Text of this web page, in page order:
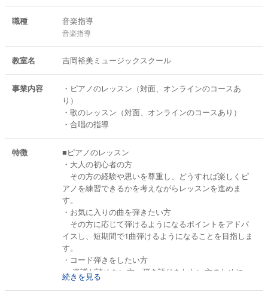
職種 音楽指導
音楽指導
教室名 吉岡裕美ミュージックスクール
事業内容
・ピアノのレッスン（対面、オンラインのコースあ
り）
・歌のレッスン（対面、オンラインのコースあり）
・合唱の指導
特徴
■ピアノのレッスン
・大人の初心者の方
その方の経験や思いを尊重し、どうすれば楽しくピ
アノを練習できるかを考えながらレッスンを進めま
す。
・お気に入りの曲を弾きたい方
その方に応じて弾けるようになるポイントをアドバ
イスし、短期間で1曲弾けるようになることを目指しま
す。
・コード弾きをしたい方
楽譜が読めない方、弾き語りをしたい方のために、
初心者でもできるコード弾きを指導します。
続きを見る